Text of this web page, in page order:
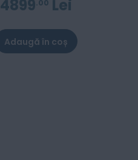
4899 00 Lei
Adaugă în coș